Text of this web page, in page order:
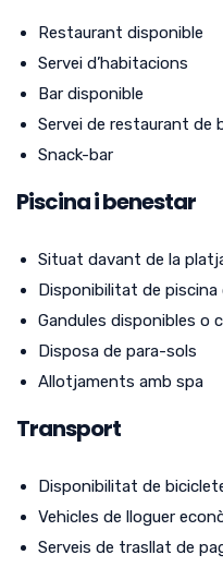
Restaurant disponible
Servei d’habitacions
Bar disponible
Servei de restaurant de
Snack-bar
Piscina i benestar
Situat davant de la
Disponibilitat de
Gandules disponibles o
Disposa de para-sols
Allotjaments amb spa
Transport
Disponibilitat de
Vehicles de lloguer
Serveis de trasllat de